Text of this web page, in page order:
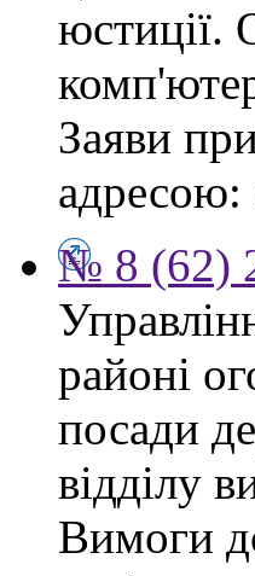
юстиції.
Заяви
адресою:
№ 8 (62)
районі
посади
відділу
Вимоги